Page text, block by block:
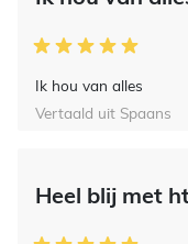
Ik hou van alles
Vertaald uit Spaans
Heel blij met